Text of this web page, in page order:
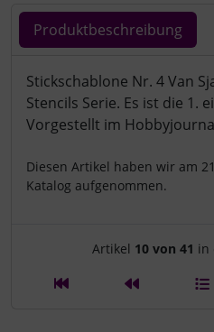
Produktbeschreibung
Stickschablone Nr. 4 Van
Stencils Serie. Es ist die 1.
Vorgestellt im
Diesen Artikel haben wir am
Katalog aufgenommen.
Artikel 10 von 41 in